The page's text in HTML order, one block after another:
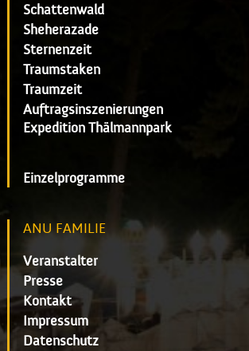
Schattenwald
Sheherazade
Sternenzeit
Traumstaken
Traumzeit
Auftragsinszenierungen
Expedition Thälmannpark
Einzelprogramme
ANU FAMILIE
Veranstalter
Presse
Kontakt
Impressum
Datenschutz